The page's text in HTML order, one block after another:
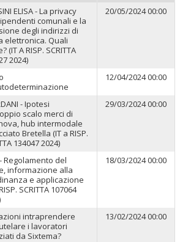
ELISA - La privacy
comunali e la
degli indirizzi di
elettronica. Quali
(IT A RISP. SCRITTA
2024)
20/05/2024 00:00
12/04/2024 00:00
- Ipotesi
scalo merci di
hub intermodale
Bretella (IT a RISP.
134047 2024)
29/03/2024 00:00
Regolamento del
informazione alla
e applicazione
SCRITTA 107064
18/03/2024 00:00
intraprendere
i lavoratori
da Sixtema?
13/02/2024 00:00